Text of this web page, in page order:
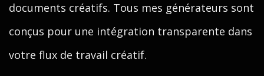
documents créatifs. Tous mes générateurs sont
conçus pour une intégration transparente dans
votre flux de travail créatif.